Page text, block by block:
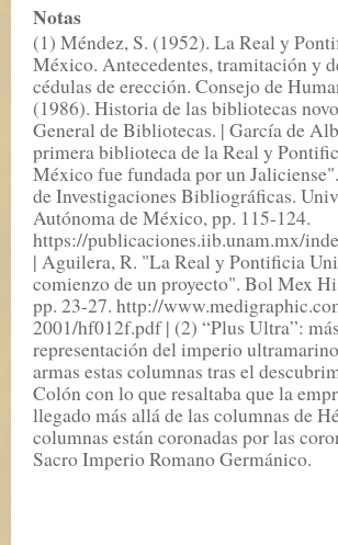
Notas
(1) Méndez, S. (1952). La Real y
México. Antecedentes, tramitación y
cédulas de erección. Consejo de
(1986). Historia de las bibliotecas
General de Bibliotecas. | García de
primera biblioteca de la Real y
México fue fundada por un
de Investigaciones Bibliográficas.
Autónoma de México, pp. 115-124.
https://publicaciones.iib.unam.mx/
| Aguilera, R. "La Real y Pontificia
comienzo de un proyecto". Bol Mex
pp. 23-27. http://
2001/hf012f.pdf | (2) “Plus Ultra”:
representación del imperio
armas estas columnas tras el
Colón con lo que resaltaba que la
llegado más allá de las columnas de
columnas están coronadas por las
Sacro Imperio Romano Germánico.